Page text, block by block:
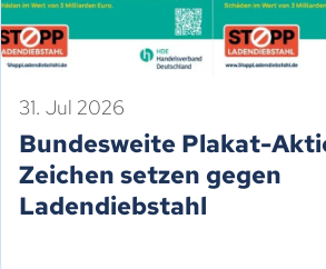
31. Jul 2026
Bundesweite Plakat-
Zeichen setzen gegen
Ladendiebstahl